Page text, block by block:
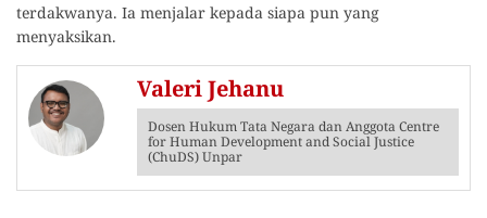
terdakwanya. Ia menjalar kepada siapa pun yang
menyaksikan.
Valeri Jehanu
Dosen Hukum Tata Negara dan Anggota Centre
for Human Development and Social Justice
(ChuDS) Unpar